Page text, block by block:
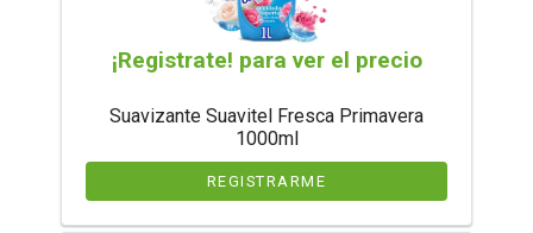
¡Registrate! para ver el precio
Suavizante Suavitel Fresca Primavera
1000ml
REGISTRARME